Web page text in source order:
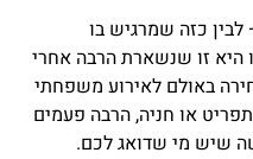
כזה שמרגיש בו
היא זו שנשארת הרבה אחרי
באולם לאירוע משפחתי
או חניה, הרבה פעמים
שיש מי שדואג לכם.